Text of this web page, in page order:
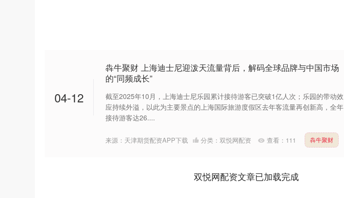
04-12
犇牛聚财 上海迪士尼迎泼天流量背后，解码全球品牌与中国市场
的“同频成长”
截至2025年10月，上海迪士尼乐园累计接待游客已突破1亿人次；乐园的带动效
应持续外溢，以此为主要景点的上海国际旅游度假区去年客流量再创新高，全年
接待游客达26....
来源：天津期货配资APP下载 分类： 双悦网配资 查看： 111 犇牛聚财
双悦网配资文章已加载完成